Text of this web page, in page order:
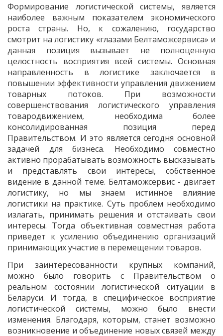
Формирование логистической системы, является
наиболее важным показателем экономического
роста страны. Но, к сожалению, государство
смотрит на логистику «глазами Белтаможсервиса» и
данная позиция вызывает не полноценную
целостность восприятия всей системы. Основная
направленность в логистике заключается в
повышении эффективности управления движением
товарных потоков. При возможности
совершенствования логистического управления
товародвижением, необходима более
консолидированная позиция перед
Правительством. И это является сегодня основной
задачей для бизнеса. Необходимо совместно
активно прорабатывать возможность высказывать
и представлять свои интересы, собственное
видение в данной теме. Белтаможсервис - двигает
логистику, но мы знаем истинное влияние
логистики на практике. Суть проблем необходимо
излагать, принимать решения и отстаивать свои
интересы. Тогда объективная совместная работа
приведет к усилению объединению организаций
принимающих участие в перемещении товаров.
При заинтересованности крупных компаний,
можно было говорить с Правительством о
реальном состоянии логистической ситуации в
Беларуси. И тогда, в специфическое восприятие
логистической системы, можно было внести
изменения. Благодаря, которым, станет возможно
возникновение и объединение новых связей между